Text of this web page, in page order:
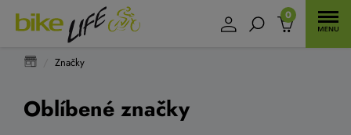
0
Značky
Oblíbené značky